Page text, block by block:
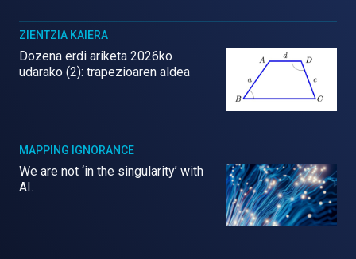
ZIENTZIA KAIERA
Dozena erdi ariketa 2026ko
udarako (2): trapezioaren aldea
MAPPING IGNORANCE
We are not ‘in the singularity’ with
AI.